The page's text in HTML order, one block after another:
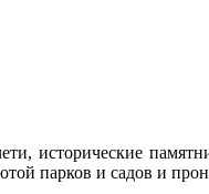
исторические
парков и садов и